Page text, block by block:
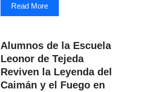
Read More
Alumnos de la Escuela
Leonor de Tejeda
Reviven la Leyenda del
Caimán y el Fuego en